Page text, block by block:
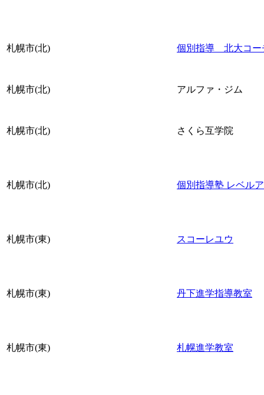
札幌市(北) 個別指導 北大コー
札幌市(北) アルファ・ジム
札幌市(北) さくら互学院
札幌市(北) 個別指導塾 レベル
札幌市(東) スコーレユウ
札幌市(東) 丹下進学指導教室
札幌市(東) 札幌進学教室